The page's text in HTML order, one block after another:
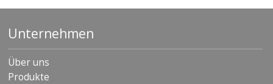
Unternehmen
Über uns
Produkte